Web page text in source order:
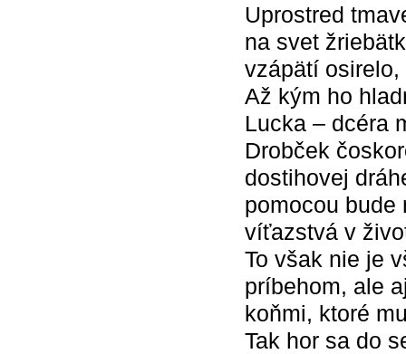
Uprostred
na svet
vzápätí
Až kým ho
Lucka – dcéra
Drobček
dostihovej
pomocou
víťazstvá v
To však nie je
príbehom, ale
koňmi, ktoré
Tak hor sa do